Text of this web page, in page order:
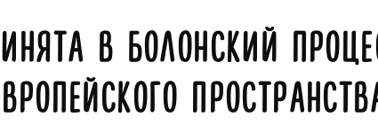
В БОЛОНСКИЙ